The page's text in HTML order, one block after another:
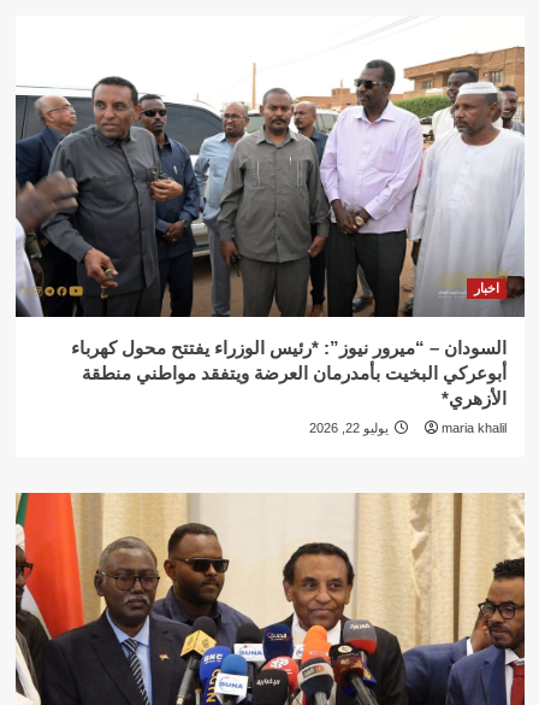
اخبار
السودان – “ميرور نيوز”: *رئيس الوزراء يفتتح محول كهرباء
أبوعركي البخيت بأمدرمان العرضة ويتفقد مواطني منطقة
الأزهري*
maria khalil يوليو 22, 2026